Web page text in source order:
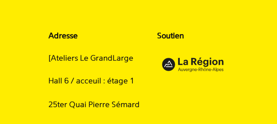
Adresse
[Ateliers Le GrandLarge
Hall 6 / acceuil : étage 1
25ter Quai Pierre Sémard
Soutien